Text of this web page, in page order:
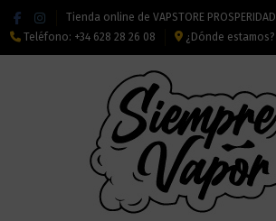
Tienda online de VAPSTORE PROSPERIDAD
Teléfono: +34 628 28 26 08 ¿Dónde estamos?